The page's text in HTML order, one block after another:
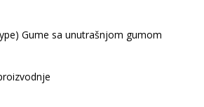
Gume sa unutrašnjom gumom